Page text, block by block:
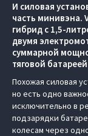
И силовая
часть минивэна.
гибрид с 1,5-
двумя
суммарной
тяговой
Похожая силовая
но есть одно
исключительно в
подзарядки
колесам через